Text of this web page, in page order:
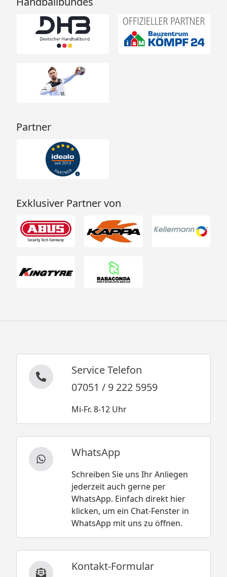
Partner
Exklusiver Partner von
Service Telefon
07051 / 9 222 5959
Mi-Fr. 8-12 Uhr
WhatsApp
Schreiben Sie uns Ihr Anliegen
jederzeit auch gerne per
WhatsApp. Einfach direkt hier
klicken, um ein Chat-Fenster in
WhatsApp mit uns zu öffnen.
Kontakt-Formular